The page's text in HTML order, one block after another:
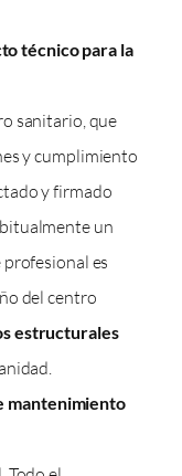
técnico para la
sanitario, que
y cumplimiento
y firmado
un
es
del centro
estructurales
mantenimiento